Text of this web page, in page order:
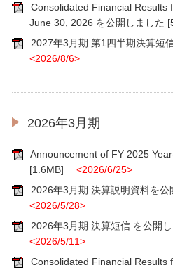
Consolidated Financial Results
June 30, 2026 を公開しました
2027年3月期 第1四半期決算短
<2026/8/6>
2026年3月期
Announcement of FY 2025
[1.6MB] <2026/6/25>
2026年3月期 決算説明資料を公
<2026/5/28>
2026年3月期 決算短信 を公開
<2026/5/11>
Consolidated Financial Results